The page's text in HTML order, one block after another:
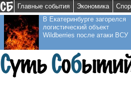
Главные события Экономика
В Екатеринбурге загорелся
логистический объект
Wildberries после атаки ВСУ